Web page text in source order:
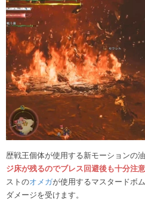
歴戦王個体が使用する新モーションの
ジ床が残るのでブレス回避後も十分注意
ストのオメガが使用するマスタードボ
ダメージを受けます。